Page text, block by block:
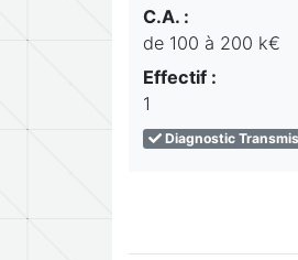
C.A. :
de 100 à 200 k€
Effectif :
1
Diagnostic